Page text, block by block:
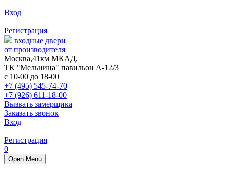
Вход
|
Регистрация
входные двери
от производителя
Москва,41км МКАД,
ТК "Мельница" павильон А-12/3
с 10-00 до 18-00
+7 (495) 545-74-70
+7 (926) 611-18-00
Вызвать замерщика
Заказать звонок
Вход
|
Регистрация
0
Open Menu